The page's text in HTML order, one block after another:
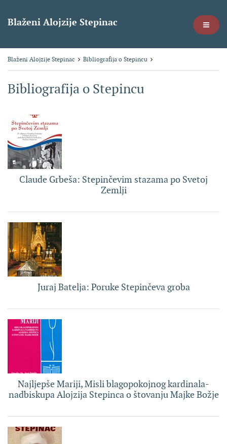
Blaženi Alojzije Stepinac
Blaženi Alojzije Stepinac Bibliografija o Stepincu
Bibliografija o Stepincu
Claude Grbeša: Stepinčevim stazama po Svetoj
Zemlji
Juraj Batelja: Poruke Stepinčeva groba
Najljepše Mariji, Misli blagopokojnog kardinala-
nadbiskupa Alojzija Stepinca o štovanju Majke Božje